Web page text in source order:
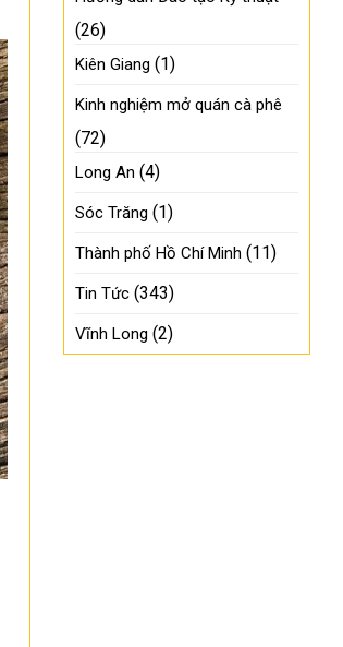
(26)
Kiên Giang (1)
Kinh nghiệm mở quán cà phê
(72)
Long An (4)
Sóc Trăng (1)
Thành phố Hồ Chí Minh (11)
Tin Tức (343)
Vĩnh Long (2)